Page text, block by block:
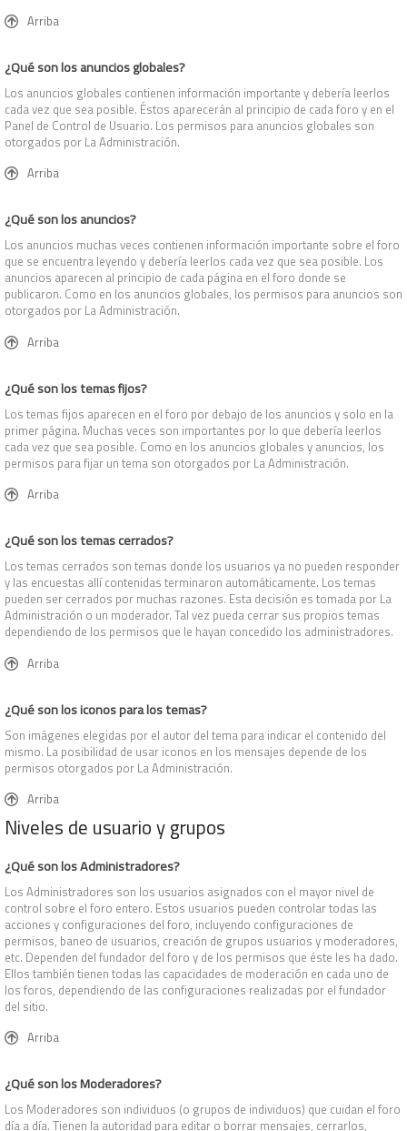
Arriba
¿Qué son los anuncios globales?
Los anuncios globales contienen información importante y debería leerlos
cada vez que sea posible. Éstos aparecerán al principio de cada foro y en el
Panel de Control de Usuario. Los permisos para anuncios globales son
otorgados por La Administración.
Arriba
¿Qué son los anuncios?
Los anuncios muchas veces contienen información importante sobre el foro
que se encuentra leyendo y debería leerlos cada vez que sea posible. Los
anuncios aparecen al principio de cada página en el foro donde se
publicaron. Como en los anuncios globales, los permisos para anuncios son
otorgados por La Administración.
Arriba
¿Qué son los temas fijos?
Los temas fijos aparecen en el foro por debajo de los anuncios y solo en la
primer página. Muchas veces son importantes por lo que debería leerlos
cada vez que sea posible. Como en los anuncios globales y anuncios, los
permisos para fijar un tema son otorgados por La Administración.
Arriba
¿Qué son los temas cerrados?
Los temas cerrados son temas donde los usuarios ya no pueden responder
y las encuestas allí contenidas terminaron automáticamente. Los temas
pueden ser cerrados por muchas razones. Esta decisión es tomada por La
Administración o un moderador. Tal vez pueda cerrar sus propios temas
dependiendo de los permisos que le hayan concedido los administradores.
Arriba
¿Qué son los iconos para los temas?
Son imágenes elegidas por el autor del tema para indicar el contenido del
mismo. La posibilidad de usar iconos en los mensajes depende de los
permisos otorgados por La Administración.
Arriba
Niveles de usuario y grupos
¿Qué son los Administradores?
Los Administradores son los usuarios asignados con el mayor nivel de
control sobre el foro entero. Estos usuarios pueden controlar todas las
acciones y configuraciones del foro, incluyendo configuraciones de
permisos, baneo de usuarios, creación de grupos usuarios y moderadores,
etc. Dependen del fundador del foro y de los permisos que éste les ha dado.
Ellos también tienen todas las capacidades de moderación en cada uno de
los foros, dependiendo de las configuraciones realizadas por el fundador
del sitio.
Arriba
¿Qué son los Moderadores?
Los Moderadores son individuos (o grupos de individuos) que cuidan el foro
día a día. Tienen la autoridad para editar o borrar mensajes, cerrarlos,